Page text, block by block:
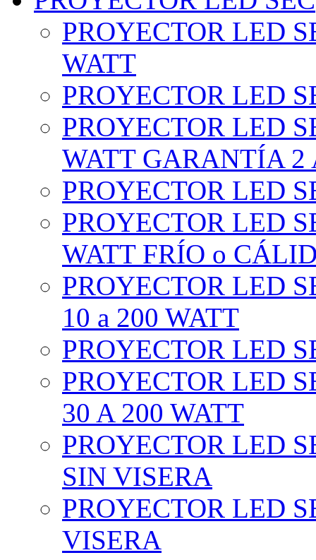
PROYECTOR LED
WATT
PROYECTOR LED
PROYECTOR LED
WATT GARANTÍA 2
PROYECTOR LED
PROYECTOR LED
WATT FRÍO o
PROYECTOR LED
10 a 200 WATT
PROYECTOR LED
PROYECTOR LED
30 A 200 WATT
PROYECTOR LED
SIN VISERA
PROYECTOR LED
VISERA